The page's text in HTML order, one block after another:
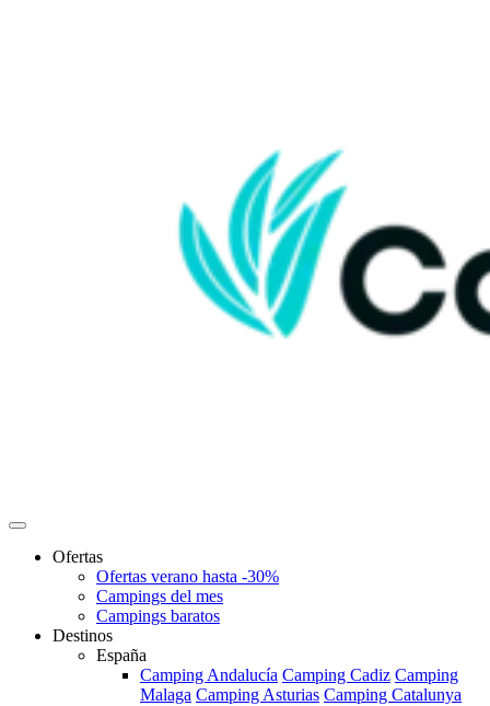
Ofertas
Ofertas verano hasta -30%
Campings del mes
Campings baratos
Destinos
España
Camping Andalucía Camping Cadiz Camping
Malaga Camping Asturias Camping Catalunya